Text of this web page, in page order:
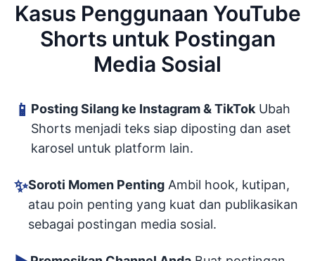
Kasus Penggunaan YouTube
Shorts untuk Postingan
Media Sosial
📱 Posting Silang ke Instagram & TikTok Ubah
Shorts menjadi teks siap diposting dan aset
karosel untuk platform lain.
✨Soroti Momen Penting Ambil hook, kutipan,
atau poin penting yang kuat dan publikasikan
sebagai postingan media sosial.